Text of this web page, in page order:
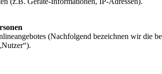
(Nachfolgend bezeichnen wir die